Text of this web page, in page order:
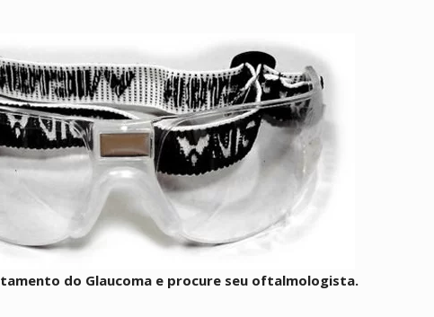
do Glaucoma e procure seu oftalmologista.